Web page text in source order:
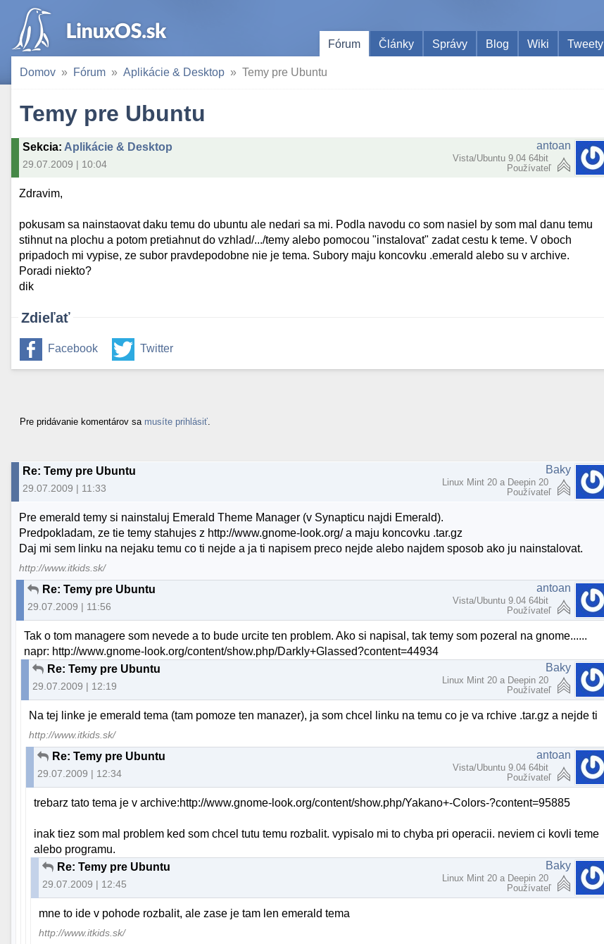
Fórum
Články Správy Blog Wiki Tweety
Domov Fórum Aplikácie & Desktop Temy pre Ubuntu
Temy pre Ubuntu
Sekcia: Aplikácie & Desktop
29.07.2009 | 10:04
antoan
Vista/Ubuntu 9.04 64bit
Používateľ
Zdravim,
pokusam sa nainstaovat daku temu do ubuntu ale nedari sa mi. Podla navodu co som nasiel by som mal danu temu
stihnut na plochu a potom pretiahnut do vzhlad/.../temy alebo pomocou "instalovat" zadat cestu k teme. V oboch
pripadoch mi vypise, ze subor pravdepodobne nie je tema. Subory maju koncovku .emerald alebo su v archive.
Poradi niekto?
dik
Zdieľať
Facebook Twitter
Pre pridávanie komentárov sa musíte prihlásiť
Re: Temy pre Ubuntu
29.07.2009 | 11:33
Baky
Linux Mint 20 a Deepin 20
Používateľ
Pre emerald temy si nainstaluj Emerald Theme Manager (v Synapticu najdi Emerald).
Predpokladam, ze tie temy stahujes z http://www.gnome-look.org/ a maju koncovku .tar.gz
Daj mi sem linku na nejaku temu co ti nejde a ja ti napisem preco nejde alebo najdem sposob ako ju nainstalovat.
http://www.itkids.sk/
Re: Temy pre Ubuntu
29.07.2009 | 11:56
antoan
Vista/Ubuntu 9.04 64bit
Používateľ
Tak o tom managere som nevede a to bude urcite ten problem. Ako si napisal, tak temy som pozeral na gnome......
napr: http://www.gnome-look.org/content/show.php/Darkly+Glassed?content=44934
Re: Temy pre Ubuntu
29.07.2009 | 12:19
Baky
Linux Mint 20 a Deepin 20
Používateľ
Na tej linke je emerald tema (tam pomoze ten manazer), ja som chcel linku na temu co je va rchive .tar.gz a nejde ti
http://www.itkids.sk/
Re: Temy pre Ubuntu
29.07.2009 | 12:34
antoan
Vista/Ubuntu 9.04 64bit
Používateľ
trebarz tato tema je v archive:http://www.gnome-look.org/content/show.php/Yakano+-Colors-?content=95885
inak tiez som mal problem ked som chcel tutu temu rozbalit. vypisalo mi to chyba pri operacii. neviem ci kovli teme
alebo programu.
Re: Temy pre Ubuntu
29.07.2009 | 12:45
Baky
Linux Mint 20 a Deepin 20
Používateľ
mne to ide v pohode rozbalit, ale zase je tam len emerald tema
http://www.itkids.sk/